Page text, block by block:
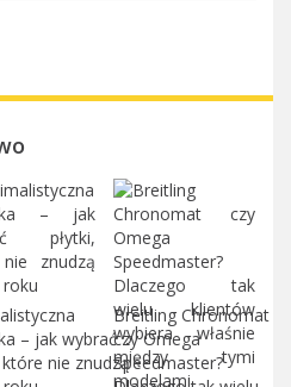
– jak wybrać
które nie znudzą
Breitling Chronomat
czy Omega
Speedmaster?